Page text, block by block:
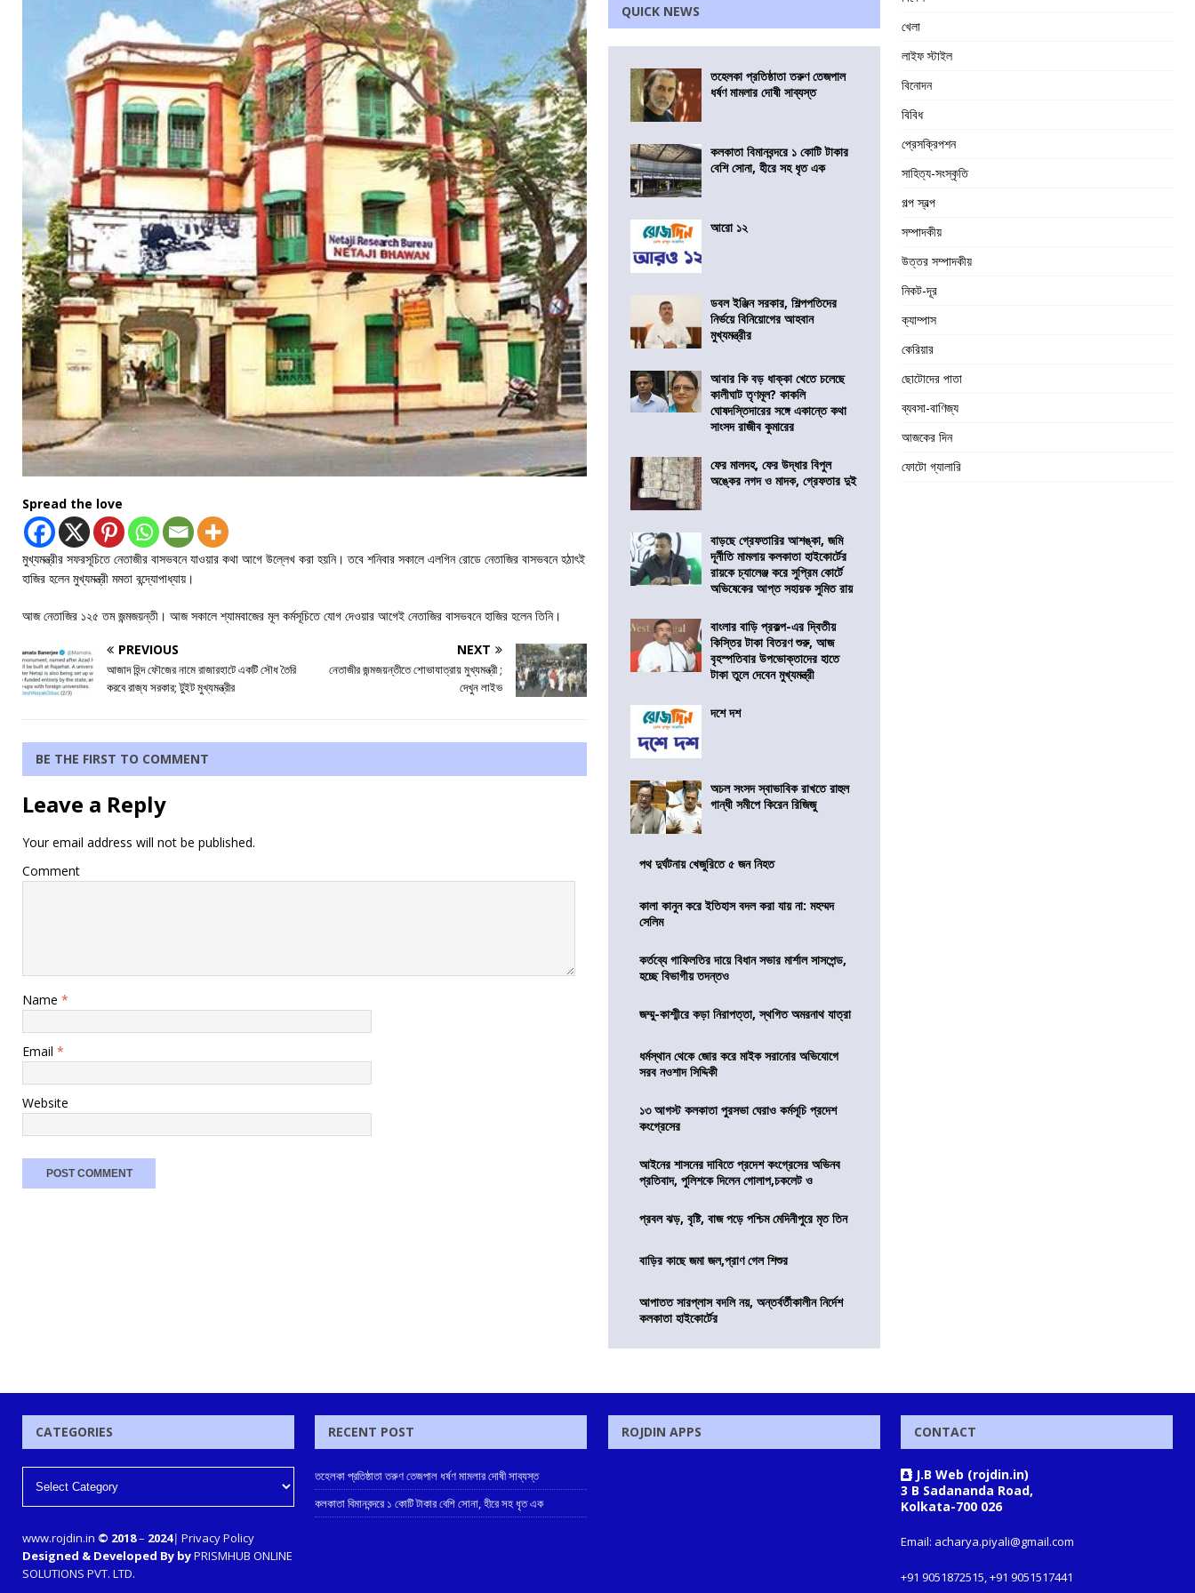
Spread the love
মুখ্যমন্ত্রীর সফরসূচিতে নেতাজীর বাসভবনে যাওয়ার কথা আগে উল্লেখ করা হয়নি। তবে শনিবার সকালে এলগিন রোডে নেতাজির বাসভবনে হঠাৎই
হাজির হলেন মুখ্যমন্ত্রী মমতা বন্দ্যোপাধ্যায়।
আজ নেতাজির ১২৫ তম জন্মজয়ন্তী। আজ সকালে শ্যামবাজের মূল কর্মসূচিতে যোগ দেওয়ার আগেই নেতাজির বাসভবনে হাজির হলেন তিনি।
PREVIOUS
আজাদ হিন্দ ফৌজের নামে রাজারহাটে একটি সৌধ তৈরি
করবে রাজ্য সরকার; টুইট মুখ্যমন্ত্রীর
NEXT
নেতাজীর জন্মজয়ন্তীতে শোভাযাত্রায় মুখ্যমন্ত্রী ;
দেখুন লাইভ
BE THE FIRST TO COMMENT
Leave a Reply
Your email address will not be published.
Comment
Name *
Email *
Website
QUICK NEWS
তহেলকা প্রতিষ্ঠাতা তরুণ তেজপাল
ধর্ষণ মামলার দোষী সাব্যস্ত
কলকাতা বিমানবন্দরে ১ কোটি টাকার
বেশি সোনা, হীরে সহ ধৃত এক
আরো ১২
ডবল ইঞ্জিন সরকার, শিল্পপতিদের
নির্ভয়ে বিনিয়োগের আহবান
মুখ্যমন্ত্রীর
আবার কি বড় ধাক্কা খেতে চলেছে
কালীঘাট তৃণমূল? কাকলি
ঘোষদস্তিদারের সঙ্গে একান্তে কথা
সাংসদ রাজীব কুমারের
ফের মালদহ, ফের উদ্ধার বিপুল
অঙ্কের নগদ ও মাদক, গ্রেফতার দুই
বাড়ছে গ্রেফতারির আশঙ্কা, জমি
দূর্নীতি মামলায় কলকাতা হাইকোর্টের
রায়কে চ্যালেঞ্জ করে সুপ্রিম কোর্টে
অভিষেকের আপ্ত সহায়ক সুমিত রায়
বাংলার বাড়ি প্রকল্প-এর দ্বিতীয়
কিস্তির টাকা বিতরণ শুরু, আজ
বৃহস্পতিবার উপভোক্তাদের হাতে
টাকা তুলে দেবেন মুখ্যমন্ত্রী
দশে দশ
অচল সংসদ স্বাভাবিক রাখতে রাহুল
গান্ধী সমীপে কিরেন রিজিজু
পথ দুর্ঘটনায় খেজুরিতে ৫ জন নিহত
কালা কানুন করে ইতিহাস বদল করা যায় না: মহম্মদ
সেলিম
কর্তব্যে গাফিলতির দায়ে বিধান সভার মার্শাল সাসপেন্ড,
হচ্ছে বিভাগীয় তদন্তও
জম্মু-কাশ্মীরে কড়া নিরাপত্তা, স্থগিত অমরনাথ যাত্রা
ধর্মস্থান থেকে জোর করে মাইক সরানোর অভিযোগে
সরব নওশাদ সিদ্দিকী
১৩ আগস্ট কলকাতা পুরসভা ঘেরাও কর্মসূচি প্রদেশ
কংগ্রেসের
আইনের শাসনের দাবিতে প্রদেশ কংগ্রেসের অভিনব
প্রতিবাদ, পুলিশকে দিলেন গোলাপ,চকলেট ও
প্রবল ঝড়, বৃষ্টি, বাজ পড়ে পশ্চিম মেদিনীপুরে মৃত তিন
বাড়ির কাছে জমা জল,প্রাণ গেল শিশুর
আপাতত সারপ্লাস বদলি নয়, অন্তর্বর্তীকালীন নির্দেশ
কলকাতা হাইকোর্টের
খেলা
লাইফ স্টাইল
বিনোদন
বিবিধ
প্রেসক্রিপশন
সাহিত্য-সংস্কৃতি
গল্প স্বল্প
সম্পাদকীয়
উত্তর সম্পাদকীয়
নিকট-দূর
ক্যাম্পাস
কেরিয়ার
ছোটোদের পাতা
ব্যবসা-বাণিজ্য
আজকের দিন
ফোটো গ্যালারি
CATEGORIES
www.rojdin.in © 2018– 2024| Privacy Policy
Designed & Developed By byPRISMHUB ONLINE
SOLUTIONS PVT. LTD.
RECENT POST
তহেলকা প্রতিষ্ঠাতা তরুণ তেজপাল ধর্ষণ মামলার দোষী সাব্যস্ত
কলকাতা বিমানবন্দরে ১ কোটি টাকার বেশি সোনা, হীরে সহ ধৃত এক
ROJDIN APPS CONTACT
J.B Web (rojdin.in)
3 B Sadananda Road,
Kolkata-700 026
Email: acharya.piyali@gmail.com
+91 9051872515, +91 9051517441